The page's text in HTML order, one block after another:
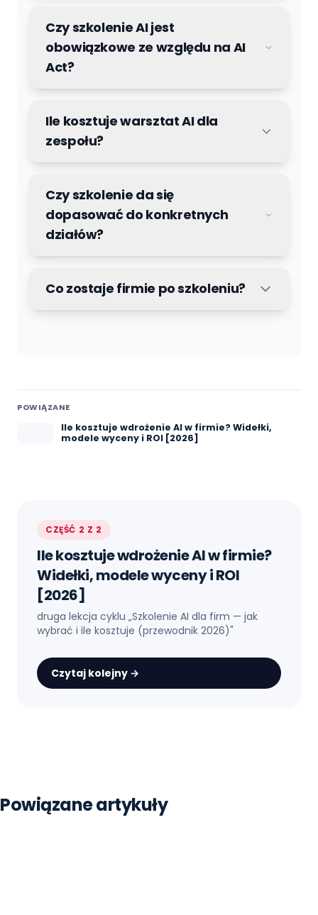
Czy szkolenie AI jest
obowiązkowe ze względu na AI
Act?
Ile kosztuje warsztat AI dla
zespołu?
Czy szkolenie da się
dopasować do konkretnych
działów?
Co zostaje firmie po szkoleniu?
POWIĄZANE
Ile kosztuje wdrożenie AI w firmie? Widełki,
modele wyceny i ROI [2026]
CZĘŚĆ 2 Z 2
Ile kosztuje wdrożenie AI w firmie?
Widełki, modele wyceny i ROI
[2026]
druga lekcja cyklu „Szkolenie AI dla firm — jak
wybrać i ile kosztuje (przewodnik 2026)"
Czytaj kolejny →
Powiązane artykuły